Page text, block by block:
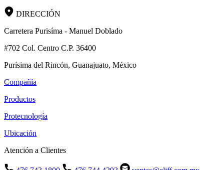
DIRECCIÓN
Carretera Purisíma - Manuel Doblado
#702 Col. Centro C.P. 36400
Purísima del Rincón, Guanajuato, México
Compañía
Productos
Protecnología
Ubicación
Atención a Clientes